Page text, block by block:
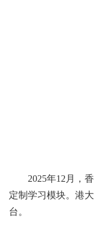
2025年12月，
定制学习模块。港
台。